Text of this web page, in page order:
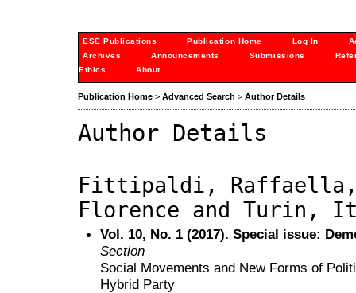
ESE Publications Publication Home Log In
Archives
Announcements Submissions
Ethics
About
Publication Home > Advanced Search > Author Details
Author Details
Fittipaldi,
Florence and Turin,
Vol. 10, No. 1 (2017). Special issue:
Section
Social Movements and New Forms of
Hybrid Party